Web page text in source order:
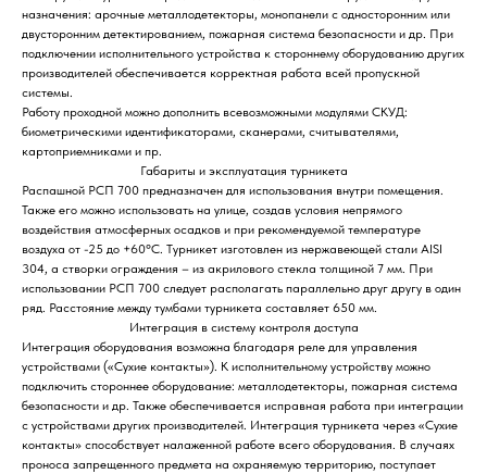
назначения: арочные металлодетекторы, монопанели с односторонним или
двусторонним детектированием, пожарная система безопасности и др. При
подключении исполнительного устройства к стороннему оборудованию других
производителей обеспечивается корректная работа всей пропускной
системы.
Работу проходной можно дополнить всевозможными модулями СКУД:
биометрическими идентификаторами, сканерами, считывателями,
картоприемниками и пр.
Габариты и эксплуатация турникета
Распашной РСП 700 предназначен для использования внутри помещения.
Также его можно использовать на улице, создав условия непрямого
воздействия атмосферных осадков и при рекомендуемой температуре
воздуха от -25 до +60°С. Турникет изготовлен из нержавеющей стали AISI
304, а створки ограждения – из акрилового стекла толщиной 7 мм. При
использовании РСП 700 следует располагать параллельно друг другу в один
ряд. Расстояние между тумбами турникета составляет 650 мм.
Интеграция в систему контроля доступа
Интеграция оборудования возможна благодаря реле для управления
устройствами («Сухие контакты»). К исполнительному устройству можно
подключить стороннее оборудование: металлодетекторы, пожарная система
безопасности и др. Также обеспечивается исправная работа при интеграции
с устройствами других производителей. Интеграция турникета через «Сухие
контакты» способствует налаженной работе всего оборудования. В случаях
проноса запрещенного предмета на охраняемую территорию, поступает